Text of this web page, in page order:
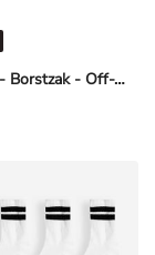
Longsleeve - Borstzak - Off-White